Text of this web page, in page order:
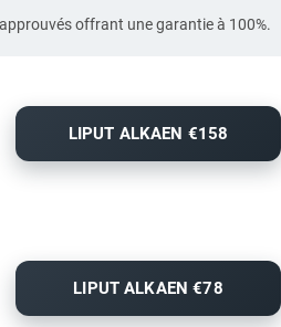
offrant une garantie à 100%.
LIPUT ALKAEN €158
LIPUT ALKAEN €78